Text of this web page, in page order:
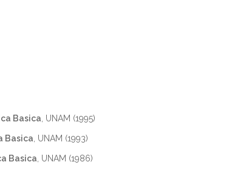
Basica , UNAM (1995)
Basica , UNAM (1993)
Basica , UNAM (1986)